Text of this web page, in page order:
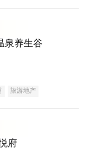
泉养生谷
旅游地产
府